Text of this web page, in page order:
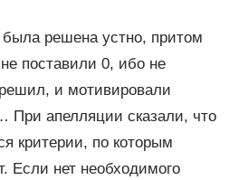
решена устно, притом
поставили 0, ибо не
и мотивировали
При апелляции сказали, что
критерии, по которым
Если нет необходимого